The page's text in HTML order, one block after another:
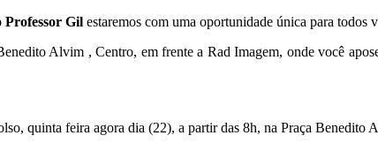
Professor Gil estaremos com uma oportunidade única para todos
Alvim , Centro, em frente a Rad Imagem, onde você
quinta feira agora dia (22), a partir das 8h, na Praça Benedito